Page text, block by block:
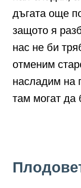
дъгата още
защото я
нас не би
отменим
насладим на
там могат да